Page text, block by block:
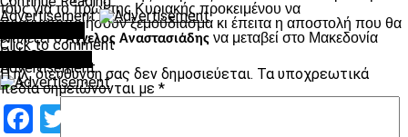
τους για το πρωί της Κυριακής προκειμένου να
πραγματοποιήσουν ξεμούδιασμα κι έπειτα η αποστολή που θα
επιλέξει οΑγγελος Αναστασιάδης να μεταβεί στο Μακεδονία
Palace.
Advertisement
Facebook
Advertisement
Click to comment
Η ηλ. διεύθυνση σας δεν δημοσιεύεται. Τα υποχρεωτικά
πεδία σημειώνονται με *